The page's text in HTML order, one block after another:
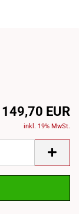
149,70 EUR
inkl. 19% MwSt.